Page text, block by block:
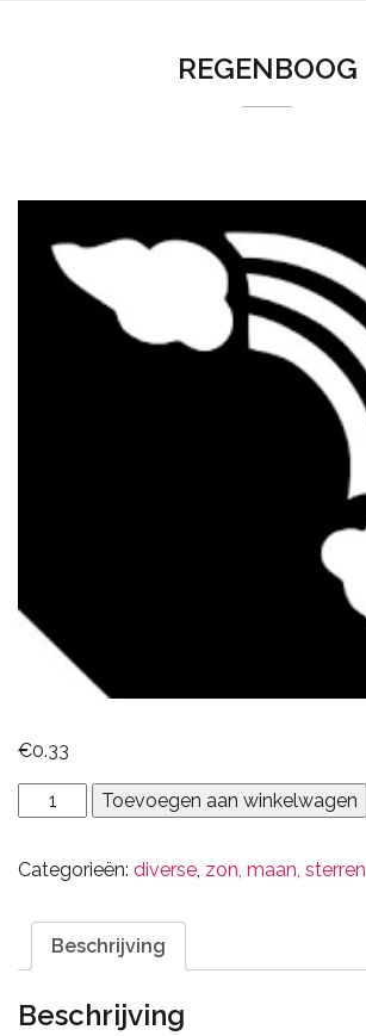
REGENBOOG
€0.33
regenboog
aantal
Toevoegen aan winkelwagen
Categorieën: diverse, zon, maan, sterren
Beschrijving
Beschrijving